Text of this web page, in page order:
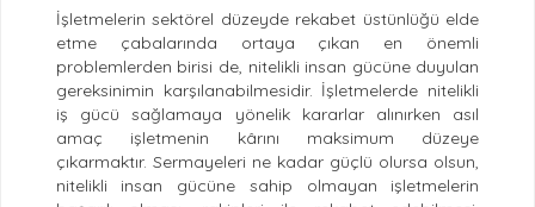
İşletmelerin sektörel düzeyde rekabet üstünlüğü elde
etme çabalarında ortaya çıkan en önemli
problemlerden birisi de, nitelikli insan gücüne duyulan
gereksinimin karşılanabilmesidir. İşletmelerde nitelikli
iş gücü sağlamaya yönelik kararlar alınırken asıl
amaç işletmenin kârını maksimum düzeye
çıkarmaktır. Sermayeleri ne kadar güçlü olursa olsun,
nitelikli insan gücüne sahip olmayan işletmelerin